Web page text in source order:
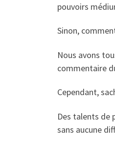
pouvoirs
Sinon,
Nous avons
commentaire
Cependant,
Des talents de
sans aucune